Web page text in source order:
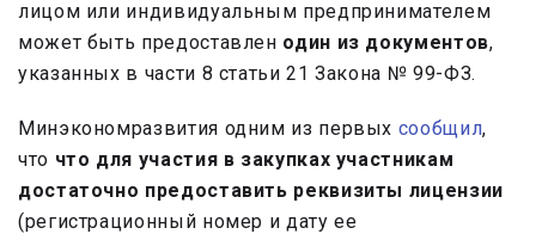
лицом или индивидуальным предпринимателем
может быть предоставлен один из документов,
указанных в части 8 статьи 21 Закона № 99-ФЗ.
Минэкономразвития одним из первых сообщил,
что что для участия в закупках участникам
достаточно предоставить реквизиты лицензии
(регистрационный номер и дату ее